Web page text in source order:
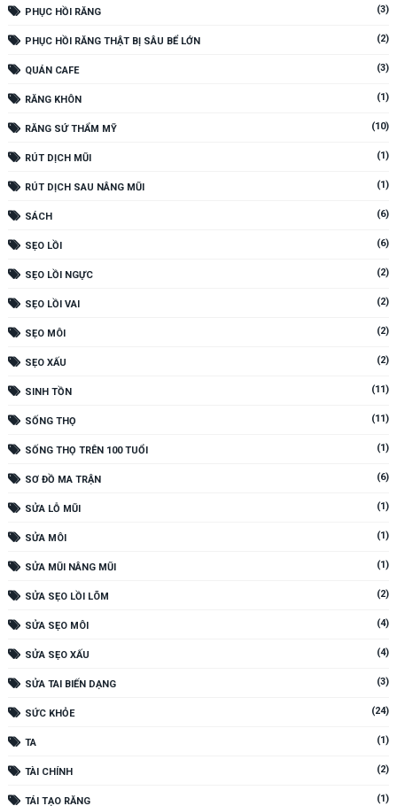
PHỤC HỒI RĂNG (3)
PHỤC HỒI RĂNG THẬT BỊ SÂU BỂ LỚN (2)
QUÁN CAFE (3)
RĂNG KHÔN (1)
RĂNG SỨ THẨM MỸ (10)
RÚT DỊCH MŨI (1)
RÚT DỊCH SAU NÂNG MŨI (1)
SÁCH (6)
SẸO LỒI (6)
SẸO LỒI NGỰC (2)
SẸO LỒI VAI (2)
SẸO MÔI (2)
SẸO XẤU (2)
SINH TỒN (11)
SỐNG THỌ (11)
SỐNG THỌ TRÊN 100 TUỔI (1)
SƠ ĐỒ MA TRẬN (6)
SỬA LỖ MŨI (1)
SỬA MÔI (1)
SỬA MŨI NÂNG MŨI (1)
SỬA SẸO LỒI LÕM (2)
SỬA SẸO MÔI (4)
SỬA SẸO XẤU (4)
SỬA TAI BIẾN DẠNG (3)
SỨC KHỎE (24)
TA (1)
TÀI CHÍNH (2)
TÁI TẠO RĂNG (1)